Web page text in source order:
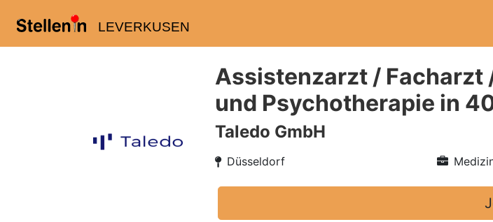
LEVERKUSEN
Assistenzarzt /
und Psychotherapie in
Taledo GmbH
Düsseldorf